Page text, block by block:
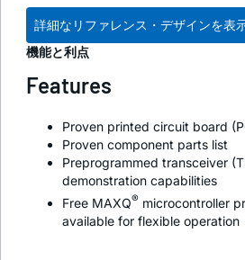
詳細なリファレンス・デザインを表
機能と利点
Features
Proven printed circuit board
Proven component parts list
Preprogrammed transceiver
demonstration capabilities
Free MAXQ® microcontroller
available for flexible operation